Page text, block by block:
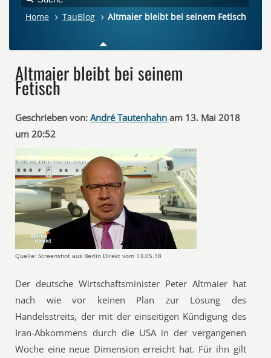
Home TauBlog Altmaier bleibt bei seinem Fetisch
Altmaier bleibt bei seinem
Fetisch
Geschrieben von: André Tautenhahn am 13. Mai 2018
um 20:52
Quelle: Screenshot aus Berlin Direkt vom 13.05.18
Der deutsche Wirtschaftsminister Peter Altmaier hat
nach wie vor keinen Plan zur Lösung des
Handelsstreits, der mit der einseitigen Kündigung des
Iran-Abkommens durch die USA in der vergangenen
Woche eine neue Dimension erreicht hat. Für ihn gilt